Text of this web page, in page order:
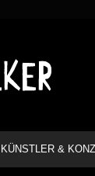
KÜNSTLER &